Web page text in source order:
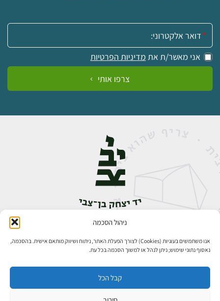
ניהול הסכמה
אנו משתמשים בעוגיות (Cookies) לצורך הפעלת האתר, ניתוח ושיווק מותאם אישית. בהסכמה,
נאסוף נתוני שימוש; ניתן לנהל או למשוך הסכמה בכל עת.
קבל הכל
אימייל:
אני מאשר/ת את מדיניות הפרטיות
צרפו אותי
אבן גבירול 14, רחביה, ירושלים